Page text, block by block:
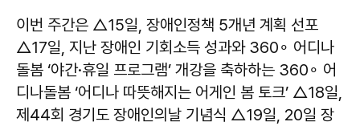
이번 주간은 △15일, 장애인정책 5개년 계획 선포
△17일, 지난 장애인 기회소득 성과와 360∘ 어디나
돌봄 ‘야간·휴일 프로그램’ 개강을 축하하는 360∘ 어
디나돌봄 ‘어디나 따뜻해지는 어게인 봄 토크’ △18일,
제44회 경기도 장애인의날 기념식 △19일, 20일 장